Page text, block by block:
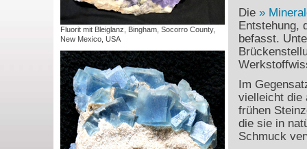
Fluorit mit Bleiglanz, Bingham, Socorro County,
New Mexico, USA
Die
Entstehung,
befasst.
Im
vielleicht die
frühen
die sie in
Schmuck